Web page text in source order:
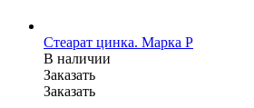
Стеарат цинка. Марка P
В наличии
Заказать
Заказать